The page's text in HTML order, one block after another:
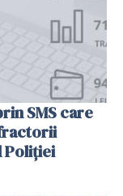
SMS care
Poliției